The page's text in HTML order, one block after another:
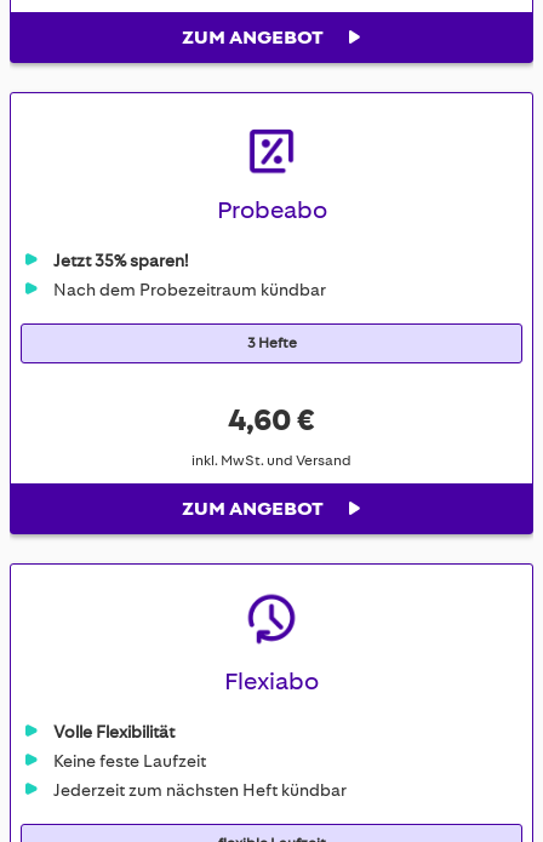
ZUM ANGEBOT
Probeabo
Jetzt 35% sparen!
Nach dem Probezeitraum kündbar
3 Hefte
4,60 €
inkl. MwSt. und Versand
ZUM ANGEBOT
Flexiabo
Volle Flexibilität
Keine feste Laufzeit
Jederzeit zum nächsten Heft kündbar